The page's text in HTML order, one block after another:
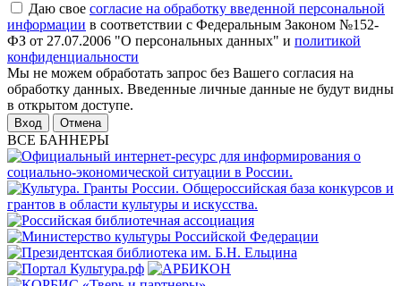
Даю свое согласие на обработку введенной персональной
информации в соответствии с Федеральным Законом №152-
ФЗ от 27.07.2006 "О персональных данных" и политикой
конфиденциальности
Мы не можем обработать запрос без Вашего согласия на
обработку данных. Введенные личные данные не будут видны
в открытом доступе.
Отмена
ВСЕ БАННЕРЫ